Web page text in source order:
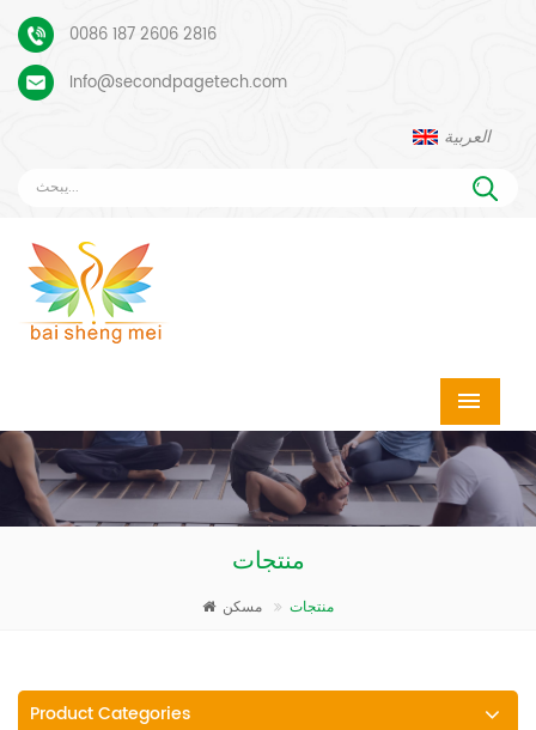
0086 187 2606 2816
Info@secondpagetech.com
العربية
منتجات
مسكن منتجات
Product Categories